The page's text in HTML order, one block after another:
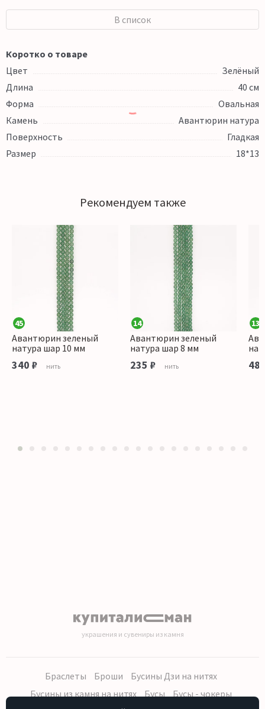
В список
Коротко о товаре
Цвет
Зелёный
Длина
40 см
Форма
Овальная
Камень
Авантюрин натура
Поверхность
Гладкая
Размер
18*13
Рекомендуем также
45
Авантюрин зеленый
натура шар 10 мм
340 ₽ нить
14
Авантюрин зеленый
натура шар 8 мм
235 ₽ нить
13
украшения и сувениры из камня
Браслеты Броши
Бусины Дзи на нитях
Бусины из камня на нитях
Бусы
Бусы - чокеры